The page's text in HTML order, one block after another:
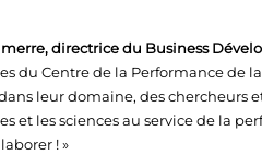
directrice du Business
du Centre de la Performance de
leur domaine, des chercheurs
et les sciences au service de la
! »